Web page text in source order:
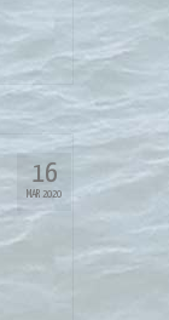
16
MAR 2020